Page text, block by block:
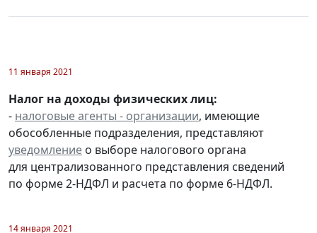
11 января 2021
Налог на доходы физических лиц:
- налоговые агенты - организации, имеющие
обособленные подразделения, представляют
уведомление о выборе налогового органа
для централизованного представления сведений
по форме 2-НДФЛ и расчета по форме 6-НДФЛ.
14 января 2021